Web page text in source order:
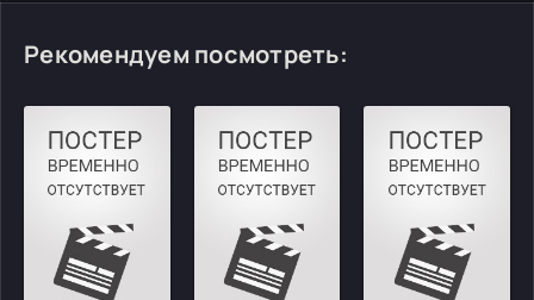
Рекомендуем посмотреть: